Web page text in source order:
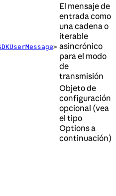
>
El mensaje de
entrada como
una cadena o
iterable
asincrónico
para el modo
de
transmisión
Objeto de
configuración
opcional (vea
el tipo
Options a
continuación)